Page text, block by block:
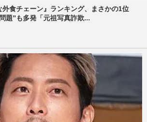
外食チェーン』ランキング、まさかの1位
題”も多発「元祖写真詐欺...